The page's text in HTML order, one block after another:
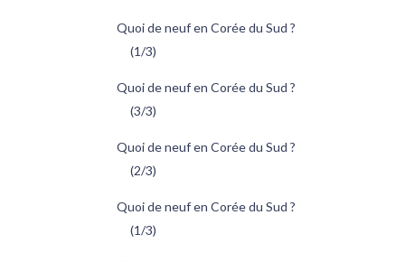
Quoi de neuf en Corée du Sud ?
(1/3)
Quoi de neuf en Corée du Sud ?
(3/3)
Quoi de neuf en Corée du Sud ?
(2/3)
Quoi de neuf en Corée du Sud ?
(1/3)